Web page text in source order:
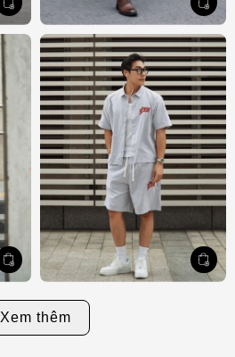
Xem thêm